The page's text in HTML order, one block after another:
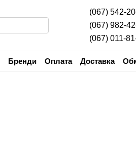
(067) 542-
(067) 982-
(067) 011-
Бренди Оплата Доставка